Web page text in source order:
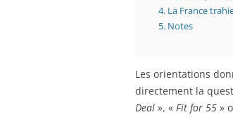
4. La France
5. Notes
Les orientations
directement la
Deal », « Fit for 55 »